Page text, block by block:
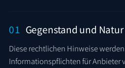
01 Gegenstand und
Diese rechtlichen Hinweise
Informationspflichten für Anbieter